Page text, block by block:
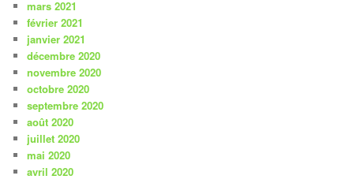
mars 2021
février 2021
janvier 2021
décembre 2020
novembre 2020
octobre 2020
septembre 2020
août 2020
juillet 2020
mai 2020
avril 2020